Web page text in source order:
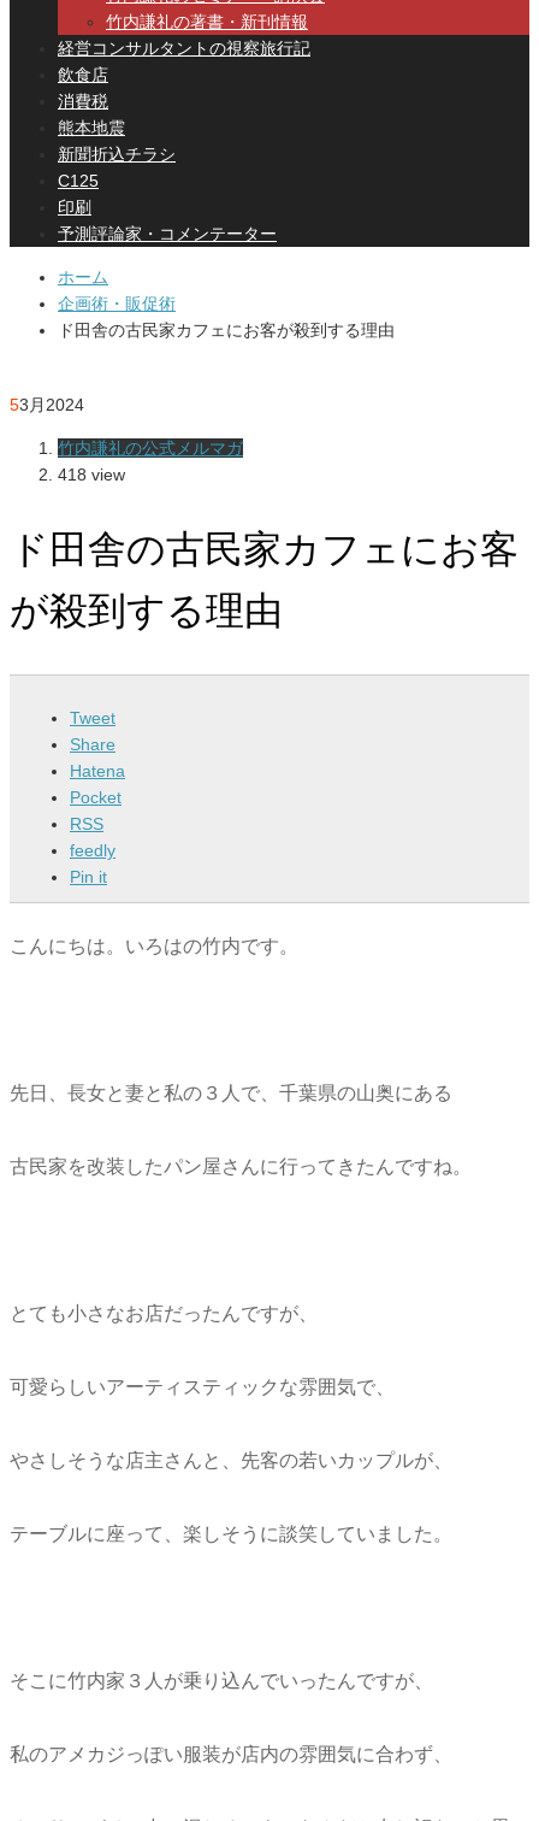
竹内謙礼の著書・新刊情報
経営コンサルタントの視察旅行記
飲食店
消費税
熊本地震
新聞折込チラシ
C125
印刷
予測評論家・コメンテーター
ホーム
企画術・販促術
ド田舎の古民家カフェにお客が殺到する理由
53月 2024
竹内謙礼の公式メルマガ
418 view
ド田舎の古民家カフェにお客
が殺到する理由
Tweet
Share
Hatena
Pocket
RSS
feedly
Pin it
こんにちは。いろはの竹内です。
先日、長女と妻と私の３人で、千葉県の山奥にある
古民家を改装したパン屋さんに行ってきたんですね。
とても小さなお店だったんですが、
可愛らしいアーティスティックな雰囲気で、
やさしそうな店主さんと、先客の若いカップルが、
テーブルに座って、楽しそうに談笑していました。
そこに竹内家３人が乗り込んでいったんですが、
私のアメカジっぽい服装が店内の雰囲気に合わず、